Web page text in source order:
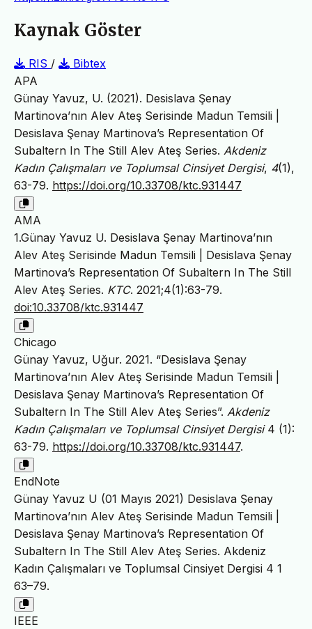
Kaynak Göster
RIS /
Bibtex
APA
Günay Yavuz, U. (2021). Desislava Şenay
Martinova’nın Alev Ateş Serisinde Madun Temsili |
Desislava Şenay Martinova’s Representation Of
Subaltern In The Still Alev Ateş Series. Akdeniz
Kadın Çalışmaları ve Toplumsal Cinsiyet Dergisi, 4(1),
63-79. https://doi.org/10.33708/ktc.931447
AMA
1.Günay Yavuz U. Desislava Şenay Martinova’nın
Alev Ateş Serisinde Madun Temsili | Desislava Şenay
Martinova’s Representation Of Subaltern In The Still
Alev Ateş Series. KTC. 2021;4(1):63-79.
doi:10.33708/ktc.931447
Chicago
Günay Yavuz, Uğur. 2021. “Desislava Şenay
Martinova’nın Alev Ateş Serisinde Madun Temsili |
Desislava Şenay Martinova’s Representation Of
Subaltern In The Still Alev Ateş Series”. Akdeniz
Kadın Çalışmaları ve Toplumsal Cinsiyet Dergisi4 (1):
63-79. https://doi.org/10.33708/ktc.931447.
EndNote
Günay Yavuz U (01 Mayıs 2021) Desislava Şenay
Martinova’nın Alev Ateş Serisinde Madun Temsili |
Desislava Şenay Martinova’s Representation Of
Subaltern In The Still Alev Ateş Series. Akdeniz
Kadın Çalışmaları ve Toplumsal Cinsiyet Dergisi 4 1
63–79.
IEEE